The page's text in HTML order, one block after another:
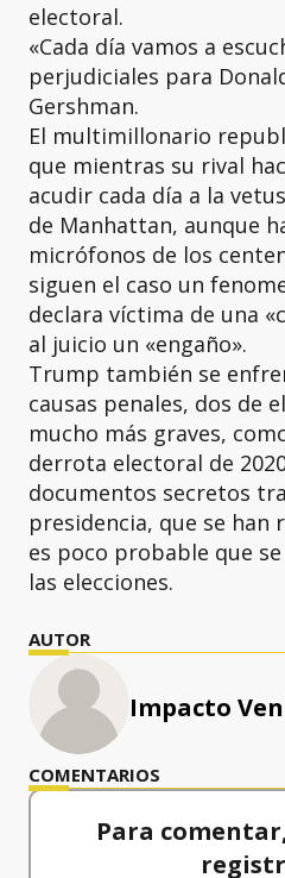
electoral.
«Cada día vamos a
perjudiciales para
Gershman.
El multimillonario
que mientras su rival
acudir cada día a la
de Manhattan, aunque
micrófonos de los
siguen el caso un
declara víctima de una
al juicio un «engaño».
Trump también se
causas penales, dos de
mucho más graves,
derrota electoral de
documentos secretos
presidencia, que se
es poco probable que
las elecciones.
AUTOR
Impacto
COMENTARIOS
Para